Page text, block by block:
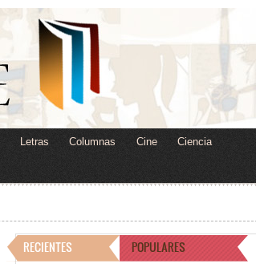
Letras Columnas Cine Ciencia
RECIENTES POPULARES